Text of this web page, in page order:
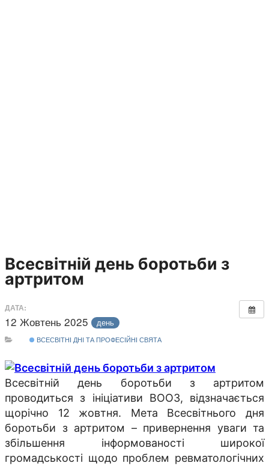
Всесвітній день боротьби з
артритом
ДАТА:
12 Жовтень 2025 день
ВСЕСВІТНІ ДНІ ТА ПРОФЕСІЙНІ СВЯТА
Всесвітній день боротьби з артритом
проводиться з ініціативи ВООЗ, відзначається
щорічно 12 жовтня. Мета Всесвітнього дня
боротьби з артритом – привернення уваги та
збільшення інформованості широкої
громадськості щодо проблем ревматологічних